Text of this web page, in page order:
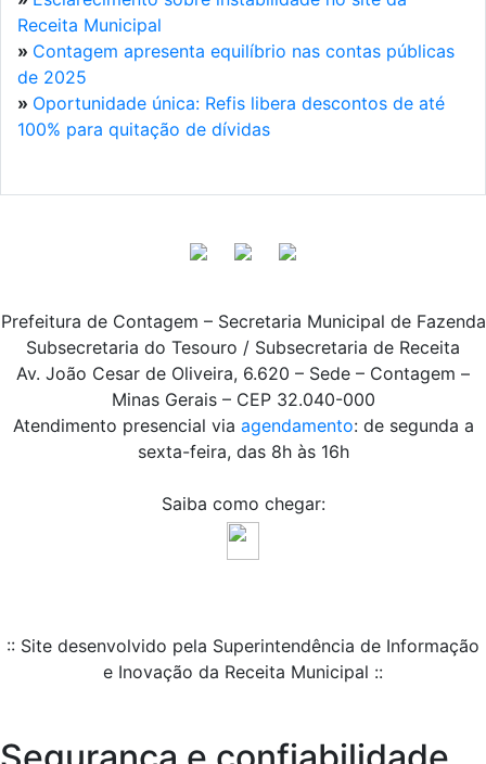
Receita Municipal
» Contagem apresenta equilíbrio nas contas públicas
de 2025
» Oportunidade única: Refis libera descontos de até
100% para quitação de dívidas
Prefeitura de Contagem – Secretaria Municipal de Fazenda
Subsecretaria do Tesouro / Subsecretaria de Receita
Av. João Cesar de Oliveira, 6.620 – Sede – Contagem –
Minas Gerais – CEP 32.040-000
Atendimento presencial via agendamento: de segunda a
sexta-feira, das 8h às 16h
Saiba como chegar:
:: Site desenvolvido pela Superintendência de Informação
e Inovação da Receita Municipal ::